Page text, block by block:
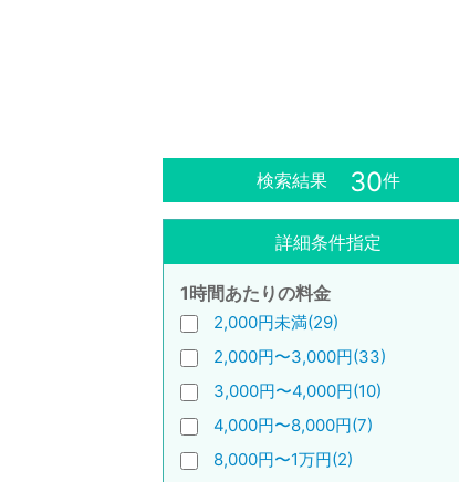
検索結果 30件
詳細条件指定
1時間あたりの料金
2,000円未満(29)
2,000円〜3,000円(33)
3,000円〜4,000円(10)
4,000円〜8,000円(7)
8,000円〜1万円(2)